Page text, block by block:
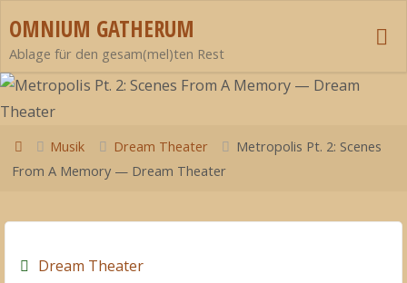
Inhalt
springen
OMNIUM GATHERUM
Ablage für den gesam(mel)ten Rest
StartMusik Dream Theater
Metropolis Pt. 2: Scenes
From A Memory — Dream Theater
Dream Theater